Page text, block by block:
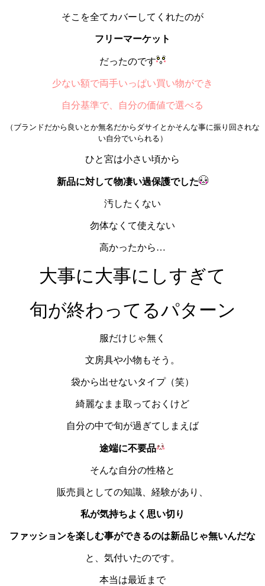
そこを全てカバーしてくれたのが
フリーマーケット
だったのです
少ない額で両手いっぱい買い物ができ
自分基準で、自分の価値で選べる
（ブランドだから良いとか無名だからダサイとかそんな事に振り回されな
い自分でいられる）
ひと宮は小さい頃から
新品に対して物凄い過保護でした
汚したくない
勿体なくて使えない
高かったから…
大事に大事にしすぎて
旬が終わってるパターン
服だけじゃ無く
文房具や小物もそう。
袋から出せないタイプ（笑）
綺麗なまま取っておくけど
自分の中で旬が過ぎてしまえば
途端に不要品
そんな自分の性格と
販売員としての知識、経験があり、
私が気持ちよく思い切り
ファッションを楽しむ事ができるのは新品じゃ無いんだな
と、気付いたのです。
本当は最近まで